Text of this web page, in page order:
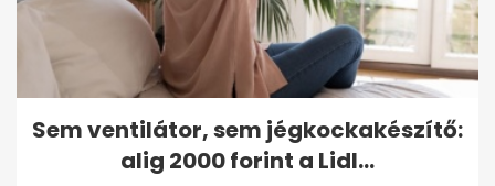
Sem ventilátor, sem jégkockakészítő:
alig 2000 forint a Lidl...